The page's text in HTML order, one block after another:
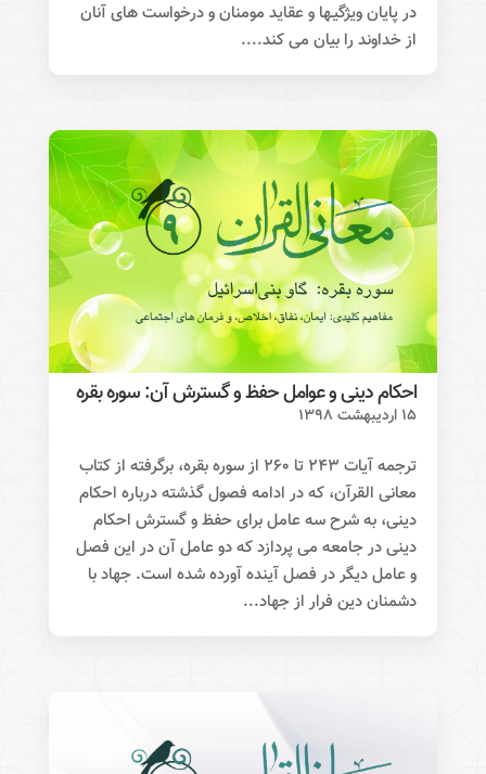
در پایان ویژگیـها و عقاید مومنان و درخواست های آنان
از خداوند را بیان می کند....
احکام دینی و عوامل حفظ و گسترش آن: سوره بقره
۱۵ اردیبهشت ۱۳۹۸
ترجمه آیات ۲۴۳ تا ۲۶۰ از سوره بقره، برگرفته از کتاب
معانی القرآن، که در ادامه فصول گذشته درباره احکام
دینی، به شرح سه عامل برای حفظ و گسترش احکام
دینی در جامعه می پردازد که دو عامل آن در این فصل
و عامل دیگر در فصل آینده آورده شده است. جهاد با
دشمنان دین فرار از جهاد...